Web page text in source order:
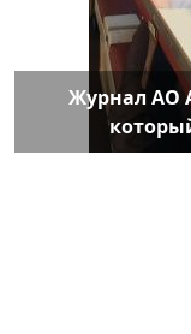
Журнал АО